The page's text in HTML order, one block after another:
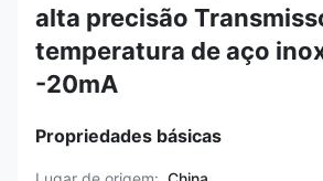
alta precisão
temperatura de aço
-20mA
Propriedades básicas